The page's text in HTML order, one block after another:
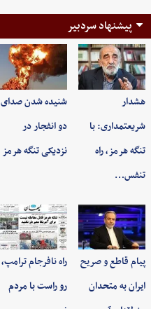
پیشنهاد سردبیر
هشدار
شریعتمداری: با
تنگه هرمز، راه
تنفس…
شنیده شدن صدای
دو انفجار در
نزدیکی تنگه هرمز
پیام قاطع و صریح
ایران به متحدان
راه نافرجام ترامپ،
رو راست با مردم